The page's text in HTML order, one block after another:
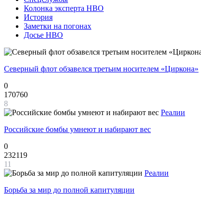
Колонка эксперта НВО
История
Заметки на погонах
Досье НВО
Северный флот обзавелся третьим носителем «Циркона»
0
170760
8
Реалии
Российские бомбы умнеют и набирают вес
0
232119
11
Реалии
Борьба за мир до полной капитуляции